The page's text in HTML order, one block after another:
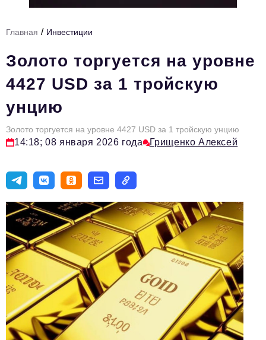
HR
Персона номера
Юридический практикум
Стиль жизни
Импортозамещение
Эксперты
Авторские материалы
Видео
Телефон редакции:+7 495 727-01-67
Электронные почты редакции:
Информационный отдел
Главная / Инвестиции
Золото торгуется на уровне
4427 USD за 1 тройскую
унцию
Золото торгуется на уровне 4427 USD за 1 тройскую унцию
14:18; 08 января 2026 года Грищенко Алексей